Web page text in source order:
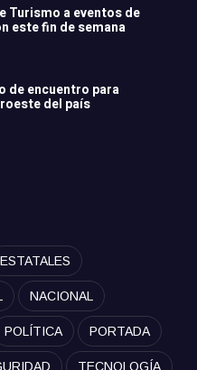
Turismo a eventos de
este fin de semana
de encuentro para
del país
ESTATALES
NACIONAL
POLÍTICA PORTADA
TECNOLOGÍA